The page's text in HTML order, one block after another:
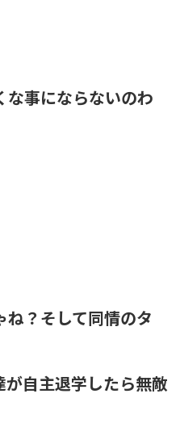
な事にならないのわ
ね？そして同情のタ
が自主退学したら無敵